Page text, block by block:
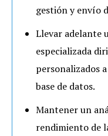
gestión y envío
Llevar adelante
especializada
personalizados
base de datos.
Mantener un
rendimiento de